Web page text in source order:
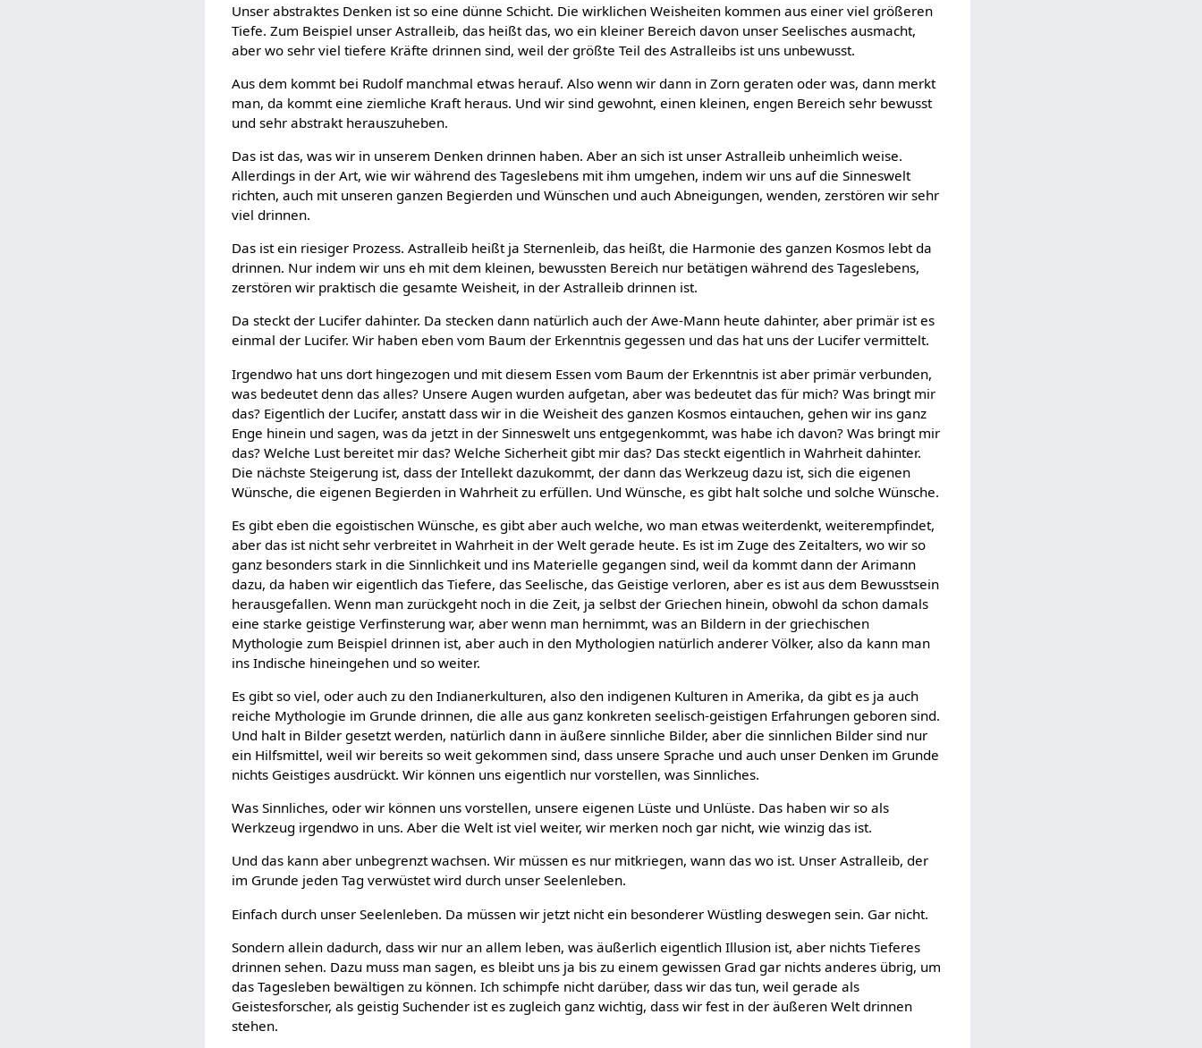
Unser abstraktes Denken ist so eine dünne Schicht. Die wirklichen Weisheiten kommen aus einer viel größeren
Tiefe. Zum Beispiel unser Astralleib, das heißt das, wo ein kleiner Bereich davon unser Seelisches ausmacht,
aber wo sehr viel tiefere Kräfte drinnen sind, weil der größte Teil des Astralleibs ist uns unbewusst.
Aus dem kommt bei Rudolf manchmal etwas herauf. Also wenn wir dann in Zorn geraten oder was, dann merkt
man, da kommt eine ziemliche Kraft heraus. Und wir sind gewohnt, einen kleinen, engen Bereich sehr bewusst
und sehr abstrakt herauszuheben.
Das ist das, was wir in unserem Denken drinnen haben. Aber an sich ist unser Astralleib unheimlich weise.
Allerdings in der Art, wie wir während des Tageslebens mit ihm umgehen, indem wir uns auf die Sinneswelt
richten, auch mit unseren ganzen Begierden und Wünschen und auch Abneigungen, wenden, zerstören wir sehr
viel drinnen.
Das ist ein riesiger Prozess. Astralleib heißt ja Sternenleib, das heißt, die Harmonie des ganzen Kosmos lebt da
drinnen. Nur indem wir uns eh mit dem kleinen, bewussten Bereich nur betätigen während des Tageslebens,
zerstören wir praktisch die gesamte Weisheit, in der Astralleib drinnen ist.
Da steckt der Lucifer dahinter. Da stecken dann natürlich auch der Awe-Mann heute dahinter, aber primär ist es
einmal der Lucifer. Wir haben eben vom Baum der Erkenntnis gegessen und das hat uns der Lucifer vermittelt.
Irgendwo hat uns dort hingezogen und mit diesem Essen vom Baum der Erkenntnis ist aber primär verbunden,
was bedeutet denn das alles? Unsere Augen wurden aufgetan, aber was bedeutet das für mich? Was bringt mir
das? Eigentlich der Lucifer, anstatt dass wir in die Weisheit des ganzen Kosmos eintauchen, gehen wir ins ganz
Enge hinein und sagen, was da jetzt in der Sinneswelt uns entgegenkommt, was habe ich davon? Was bringt mir
das? Welche Lust bereitet mir das? Welche Sicherheit gibt mir das? Das steckt eigentlich in Wahrheit dahinter.
Die nächste Steigerung ist, dass der Intellekt dazukommt, der dann das Werkzeug dazu ist, sich die eigenen
Wünsche, die eigenen Begierden in Wahrheit zu erfüllen. Und Wünsche, es gibt halt solche und solche Wünsche.
Es gibt eben die egoistischen Wünsche, es gibt aber auch welche, wo man etwas weiterdenkt, weiterempfindet,
aber das ist nicht sehr verbreitet in Wahrheit in der Welt gerade heute. Es ist im Zuge des Zeitalters, wo wir so
ganz besonders stark in die Sinnlichkeit und ins Materielle gegangen sind, weil da kommt dann der Arimann
dazu, da haben wir eigentlich das Tiefere, das Seelische, das Geistige verloren, aber es ist aus dem Bewusstsein
herausgefallen. Wenn man zurückgeht noch in die Zeit, ja selbst der Griechen hinein, obwohl da schon damals
eine starke geistige Verfinsterung war, aber wenn man hernimmt, was an Bildern in der griechischen
Mythologie zum Beispiel drinnen ist, aber auch in den Mythologien natürlich anderer Völker, also da kann man
ins Indische hineingehen und so weiter.
Es gibt so viel, oder auch zu den Indianerkulturen, also den indigenen Kulturen in Amerika, da gibt es ja auch
reiche Mythologie im Grunde drinnen, die alle aus ganz konkreten seelisch-geistigen Erfahrungen geboren sind.
Und halt in Bilder gesetzt werden, natürlich dann in äußere sinnliche Bilder, aber die sinnlichen Bilder sind nur
ein Hilfsmittel, weil wir bereits so weit gekommen sind, dass unsere Sprache und auch unser Denken im Grunde
nichts Geistiges ausdrückt. Wir können uns eigentlich nur vorstellen, was Sinnliches.
Was Sinnliches, oder wir können uns vorstellen, unsere eigenen Lüste und Unlüste. Das haben wir so als
Werkzeug irgendwo in uns. Aber die Welt ist viel weiter, wir merken noch gar nicht, wie winzig das ist.
Und das kann aber unbegrenzt wachsen. Wir müssen es nur mitkriegen, wann das wo ist. Unser Astralleib, der
im Grunde jeden Tag verwüstet wird durch unser Seelenleben.
Einfach durch unser Seelenleben. Da müssen wir jetzt nicht ein besonderer Wüstling deswegen sein. Gar nicht.
Sondern allein dadurch, dass wir nur an allem leben, was äußerlich eigentlich Illusion ist, aber nichts Tieferes
drinnen sehen. Dazu muss man sagen, es bleibt uns ja bis zu einem gewissen Grad gar nichts anderes übrig, um
das Tagesleben bewältigen zu können. Ich schimpfe nicht darüber, dass wir das tun, weil gerade als
Geistesforscher, als geistig Suchender ist es zugleich ganz wichtig, dass wir fest in der äußeren Welt drinnen
stehen.